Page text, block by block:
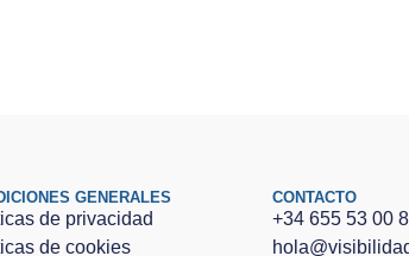
GENERALES
de privacidad
de cookies
CONTACTO
+34 655 53 00